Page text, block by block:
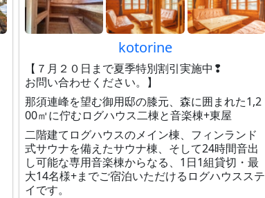
kotorine
【７月２０日まで夏季特別割引実施中❢
お問い合わせください。】
那須連峰を望む御用邸の膝元、森に囲まれた1,2
00㎡に佇むログハウス二棟と音楽棟+東屋
二階建てログハウスのメイン棟、フィンランド
式サウナを備えたサウナ棟、そして24時間音出
し可能な専用音楽棟からなる、1日1組貸切・最
大14名様+までご宿泊いただけるログハウスステ
イです。